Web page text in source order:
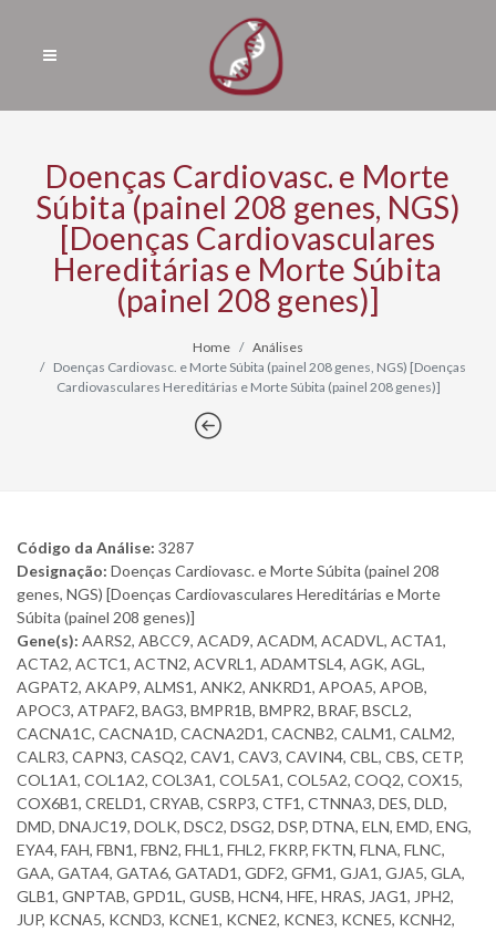
Doenças Cardiovasc. e Morte
Súbita (painel 208 genes, NGS)
[Doenças Cardiovasculares
Hereditárias e Morte Súbita
(painel 208 genes)]
Home
Análises
Doenças Cardiovasc. e Morte Súbita (painel 208 genes, NGS) [Doenças
Cardiovasculares Hereditárias e Morte Súbita (painel 208 genes)]
Código da Análise: 3287
Designação: Doenças Cardiovasc. e Morte Súbita (painel 208
genes, NGS) [Doenças Cardiovasculares Hereditárias e Morte
Súbita (painel 208 genes)]
Gene(s): AARS2, ABCC9, ACAD9, ACADM, ACADVL, ACTA1,
ACTA2, ACTC1, ACTN2, ACVRL1, ADAMTSL4, AGK, AGL,
AGPAT2, AKAP9, ALMS1, ANK2, ANKRD1, APOA5, APOB,
APOC3, ATPAF2, BAG3, BMPR1B, BMPR2, BRAF, BSCL2,
CACNA1C, CACNA1D, CACNA2D1, CACNB2, CALM1, CALM2,
CALR3, CAPN3, CASQ2, CAV1, CAV3, CAVIN4, CBL, CBS, CETP,
COL1A1, COL1A2, COL3A1, COL5A1, COL5A2, COQ2, COX15,
COX6B1, CRELD1, CRYAB, CSRP3, CTF1, CTNNA3, DES, DLD,
DMD, DNAJC19, DOLK, DSC2, DSG2, DSP, DTNA, ELN, EMD, ENG,
EYA4, FAH, FBN1, FBN2, FHL1, FHL2, FKRP, FKTN, FLNA, FLNC,
GAA, GATA4, GATA6, GATAD1, GDF2, GFM1, GJA1, GJA5, GLA,
GLB1, GNPTAB, GPD1L, GUSB, HCN4, HFE, HRAS, JAG1, JPH2,
JUP, KCNA5, KCND3, KCNE1, KCNE2, KCNE3, KCNE5, KCNH2,